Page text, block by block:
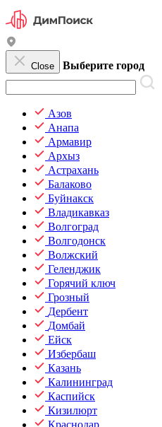
Close Выберите город
Азов
Анапа
Армавир
Архыз
Астрахань
Балаково
Буйнакск
Владикавказ
Волгоград
Волгодонск
Волжский
Геленджик
Горячий ключ
Грозный
Дербент
Домбай
Ейск
Избербаш
Казань
Калининград
Каспийск
Кизилюрт
Краснодар